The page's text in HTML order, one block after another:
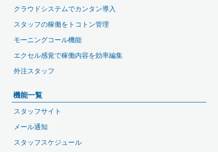
クラウドシステムでカンタン導入
スタッフの稼働をトコトン管理
モーニングコール機能
エクセル感覚で稼働内容を効率編集
外注スタッフ
機能一覧
スタッフサイト
メール通知
スタッフスケジュール